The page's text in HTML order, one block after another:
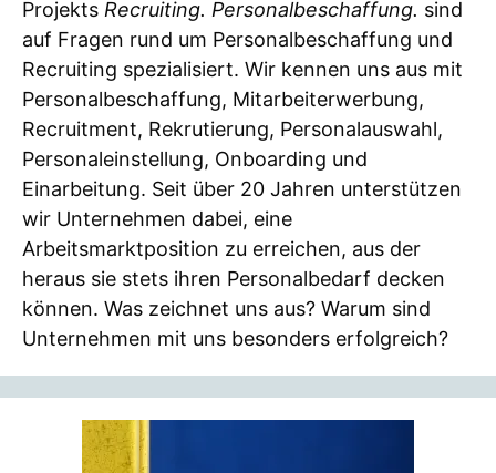
Projekts Recruiting. Personalbeschaffung. sind
auf Fragen rund um Personalbeschaffung und
Recruiting spezialisiert. Wir kennen uns aus mit
Personalbeschaffung, Mitarbeiterwerbung,
Recruitment, Rekrutierung, Personalauswahl,
Personaleinstellung, Onboarding und
Einarbeitung. Seit über 20 Jahren unterstützen
wir Unternehmen dabei, eine
Arbeitsmarktposition zu erreichen, aus der
heraus sie stets ihren Personalbedarf decken
können. Was zeichnet uns aus? Warum sind
Unternehmen mit uns besonders erfolgreich?